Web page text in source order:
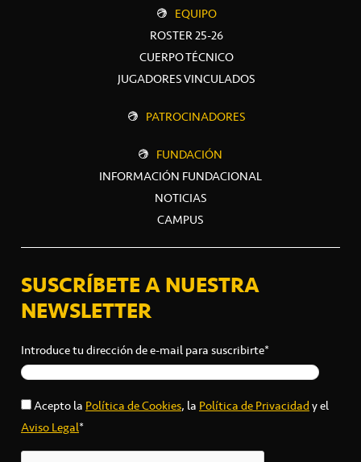
EQUIPO
ROSTER 25-26
CUERPO TÉCNICO
JUGADORES VINCULADOS
PATROCINADORES
FUNDACIÓN
INFORMACIÓN FUNDACIONAL
NOTICIAS
CAMPUS
SUSCRÍBETE A NUESTRA
NEWSLETTER
Introduce tu dirección de e-mail para suscribirte*
Acepto laPolítica de Cookies, laPolítica de Privacidady el
Aviso Legal*